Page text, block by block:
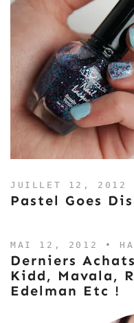
JUILLET 12, 2012
Pastel Goes
MAI 12, 2012 •
Derniers
Kidd, Mavala,
Edelman Etc !